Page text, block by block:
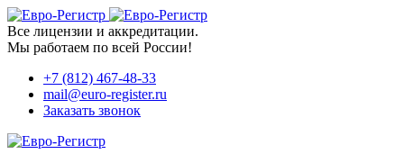
Все лицензии и аккредитации.
Мы работаем по всей России!
+7 (812) 467-48-33
mail@euro-register.ru
Заказать звонок